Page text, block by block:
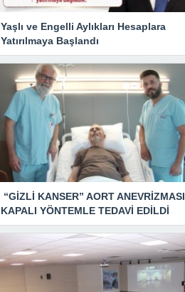
Yaşlı ve Engelli Aylıkları Hesaplara
Yatırılmaya Başlandı
“GİZLİ KANSER” AORT ANEVRİZMASI
KAPALI YÖNTEMLE TEDAVİ EDİLDİ